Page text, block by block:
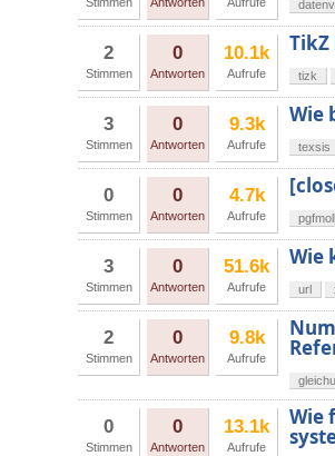
2
Stimmen
0
Antworten
10.1k
Aufrufe
TikZ
tizk
3
Stimmen
0
Antworten
9.3k
Aufrufe
Wie
texsis
0
Stimmen
0
Antworten
4.7k
Aufrufe
3
Stimmen
0
Antworten
51.6k
Aufrufe
Wie
url
2
Stimmen
0
Antworten
9.8k
Aufrufe
0
Stimmen
0
Antworten
13.1k
Aufrufe
Wie